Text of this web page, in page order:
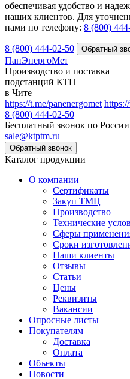
обеспечивая удобство и
наших клиентов. Для
нами по телефону: 8 (800)
8 (800) 444-02-50
ПанЭнергоМет
Производство и поставка
подстанций КТП
в Чите
https://t.me/panenergomet
8 (800) 444-02-50
Бесплатный звонок по России
sale@ktptm.ru
Каталог продукции
О компании
Сертификаты
Закуп ТМЦ
Производство
Технические
Сферы
Сроки
Наши клиенты
Отзывы
Статьи
Цены
Реквизиты
Вакансии
Опросные листы
Покупателям
Доставка
Оплата
Объекты
Новости